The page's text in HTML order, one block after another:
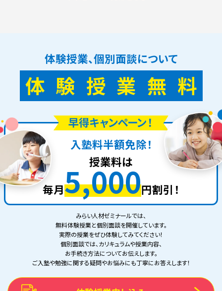
体験授業、個別面談について
体 験 授 業 無 料
入塾料半額免除！
授業料は
毎月5,000円割引！
みらい人材ゼミナールでは、
無料体験授業と個別面談を開催しています。
実際の授業をぜひ体験してみてください！
個別面談では、カリキュラムや授業内容、
お手続き方法についてお伝えします。
ご入塾や勉強に関する疑問やお悩みにも丁寧にお答えします！